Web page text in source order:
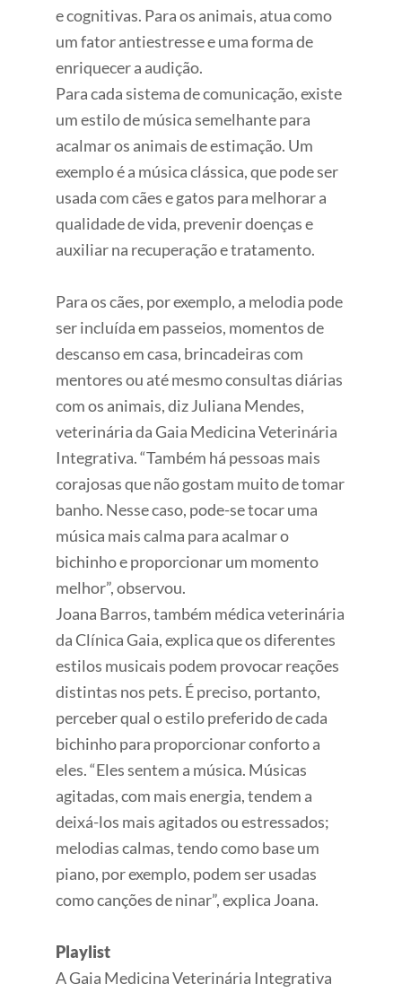
e cognitivas. Para os animais, atua como
um fator antiestresse e uma forma de
enriquecer a audição.
Para cada sistema de comunicação, existe
um estilo de música semelhante para
acalmar os animais de estimação. Um
exemplo é a música clássica, que pode ser
usada com cães e gatos para melhorar a
qualidade de vida, prevenir doenças e
auxiliar na recuperação e tratamento.
Para os cães, por exemplo, a melodia pode
ser incluída em passeios, momentos de
descanso em casa, brincadeiras com
mentores ou até mesmo consultas diárias
com os animais, diz Juliana Mendes,
veterinária da Gaia Medicina Veterinária
Integrativa. “Também há pessoas mais
corajosas que não gostam muito de tomar
banho. Nesse caso, pode-se tocar uma
música mais calma para acalmar o
bichinho e proporcionar um momento
melhor”, observou.
Joana Barros, também médica veterinária
da Clínica Gaia, explica que os diferentes
estilos musicais podem provocar reações
distintas nos pets. É preciso, portanto,
perceber qual o estilo preferido de cada
bichinho para proporcionar conforto a
eles. “Eles sentem a música. Músicas
agitadas, com mais energia, tendem a
deixá-los mais agitados ou estressados;
melodias calmas, tendo como base um
piano, por exemplo, podem ser usadas
como canções de ninar”, explica Joana.
Playlist
A Gaia Medicina Veterinária Integrativa